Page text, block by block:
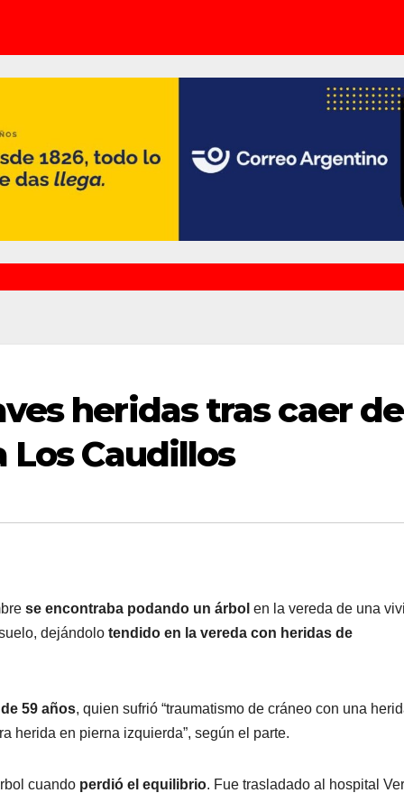
heridas tras caer de
Los Caudillos
se encontraba podando un árbol en la vereda de una
dejándolo tendido en la vereda con heridas de
59 años, quien sufrió “traumatismo de cráneo con una
herida en pierna izquierda”, según el parte.
cuando perdió el equilibrio. Fue trasladado al hospital